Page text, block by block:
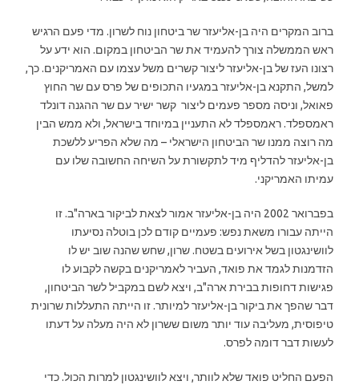
ברוב המקרים היה בן-אליעזר שר ביטחון נוח לשרון. מדי פעם הרגיש
ראש הממשלה צורך להעמיד את שר הביטחון במקום. הוא ידע על
רצונו העז של בן-אליעזר ליצור קשרים משל עצמו עם האמריקנים. כך,
למשל, התקנא בן-אליעזר במגעיו התכופים של פרס עם שר החוץ
פאואל, וניסה מספר פעמים ליצור קשר ישיר עם שר ההגנה דונלד
ראמספלד. ראמספלד לא התעניין במיוחד בישראל, ולא ממש הבין
מה רוצה ממנו שר הביטחון הישראלי – מה שלא הפריע ללשכת
בן-אליעזר להדליף מיד לתקשורת על השיחה החשובה שלו עם
עמיתו האמריקני.
בפברואר 2002 היה בן-אליעזר אמור לצאת לביקור בארה"ב. זו
הייתה עבורו משאת נפש: פעמיים קודם לכן בוטלה נסיעתו
לוושינגטון בשל אירועים בשטח. שרון, שחש שהנה שוב יש לו
הזדמנות לגמד את פואד, העביר לאמריקנים בקשה לקבוע לו
פגישות דחופות בבירת ארה"ב, ויצא לשם במקביל לשר הביטחון,
דבר שהפך את ביקור בן-אליעזר למיותר. זו הייתה התעללות שרונית
טיפוסית, מעליבה עוד יותר משום ששרון לא היה מעלה על דעתו
לעשות דבר דומה לפרס.
הפעם החליט פואד שלא לוותר, ויצא לוושינגטון למרות הכול. כדי